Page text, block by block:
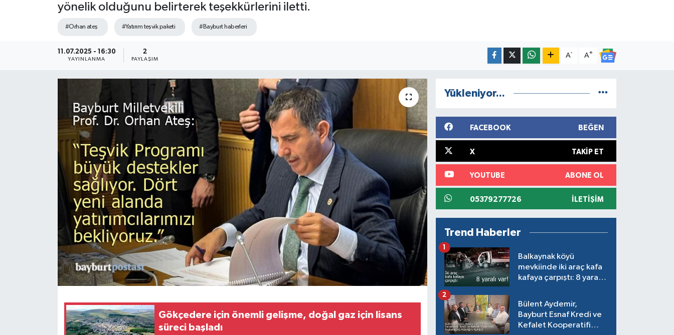
yönelik olduğunu belirterek teşekkürlerini iletti.
#Orhan ateş #Yatırım teşvik paketi #Bayburt haberleri
11.07.2025 - 16:30
YAYINLANMA
2
PAYLAŞIM
A- A+
Gökçedere için önemli gelişme, doğal gaz için lisans
süreci başladı
Yükleniyor...
FACEBOOK BEĞEN
X TAKIP ET
YOUTUBE ABONE OL
05379277726 İLETIŞIM
Trend Haberler
Balkaynak köyü
mevkiinde iki araç kafa
kafaya çarpıştı: 8 yaralı
1
Bülent Aydemir,
Bayburt Esnaf Kredi ve
Kefalet Kooperatifi
2